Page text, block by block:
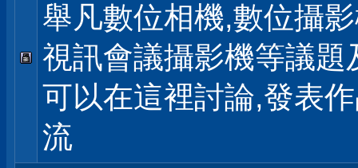
舉凡數位相機,數位攝
視訊會議攝影機等議題
可以在這裡討論,發表
流